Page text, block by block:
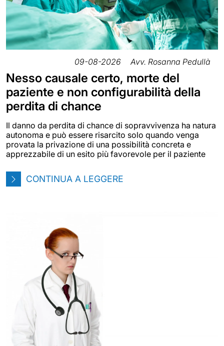
09-08-2026 Avv. Rosanna Pedullà
Nesso causale certo, morte del
paziente e non configurabilità della
perdita di chance
Il danno da perdita di chance di sopravvivenza ha natura
autonoma e può essere risarcito solo quando venga
provata la privazione di una possibilità concreta e
apprezzabile di un esito più favorevole per il paziente
CONTINUA A LEGGERE